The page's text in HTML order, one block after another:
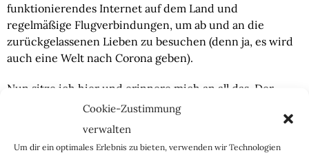
Cookie-Zustimmung
verwalten
Um dir ein optimales Erlebnis zu bieten, verwenden wir Technologien
funktionierendes Internet auf dem Land und
regelmäßige Flugverbindungen, um ab und an die
zurückgelassenen Lieben zu besuchen (denn ja, es wird
auch eine Welt nach Corona geben).
Nun sitze ich hier und erinnere mich an all das. Der
Umzug, die Startschwierigkeiten im neuen Land, die
Sprachbarrieren, das nicht selten einsetzende Heimweh,
denn man ist ja doch nur ein Mensch. Ich komme ins